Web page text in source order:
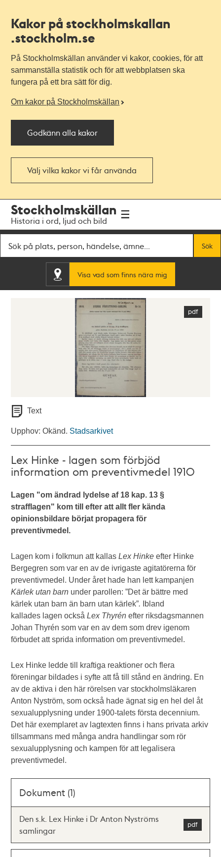
Kakor på stockholmskallan
.stockholm.se
På Stockholmskällan använder vi kakor, cookies, för att
sammanställa statistik och för att webbplatsen ska
fungera på ett bra sätt för dig.
Om kakor på Stockholmskällan
Godkänn alla kakor
Välj vilka kakor vi får använda
navigationen
huvudinnehållet
Stockholmskällan
Historia i ord, ljud och bild
Sök
Visa vad som finns nära mig
Text
Upphov: Okänd. Stadsarkivet
Lex Hinke - lagen som förbjöd
information om preventivmedel 1910
Lagen "om ändrad lydelse af 18 kap. 13 §
strafflagen" kom till efter att allt fler kända
opinionsbildare börjat propagera för
preventivmedel.
Lagen kom i folkmun att kallasLex Hinke efter Hinke
Bergegren som var en av de ivrigaste agitatörerna för
preventivmedel. Under året hade han lett kampanjen
Kärlek utan barn under parollen: ”Det är bättre med
kärlek utan barn än barn utan kärlek”. Ibland
kallades lagen ocksåLex Thyrén efter riksdagsmannen
Johan Thyrén som var en av dem som drev igenom
förbudet att sprida information om preventivmedel.
Lex Hinke ledde till kraftiga reaktioner och flera
föreningar bildades i syfte att få till stånd en ändring. En
av de aktiva i den här rörelsen var stockholmsläkaren
Anton Nyström, som också hade ägnat sig en hel del åt
sexualupplysning under 1900-talets första decennium.
Det här exemplaret av lagtexten finns i hans privata arkiv
tillsammans med många andra handlingar som rör
sexualupplysning och kampen för att legalisera
preventivmedel.
Dokument (1)
Den s.k. Lex Hinke i Dr Anton Nyströms
samlingar